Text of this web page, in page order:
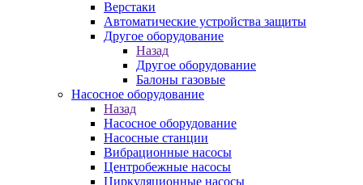
Верстаки
Автоматические устройства защиты
Другое оборудование
Назад
Другое оборудование
Балоны газовые
Насосное оборудование
Назад
Насосное оборудование
Насосные станции
Вибрационные насосы
Центробежные насосы
Циркуляционные насосы